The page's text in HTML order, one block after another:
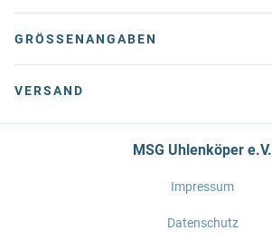
GRÖSSENANGABEN
VERSAND
MSG Uhlenköper e.V.
Impressum
Datenschutz